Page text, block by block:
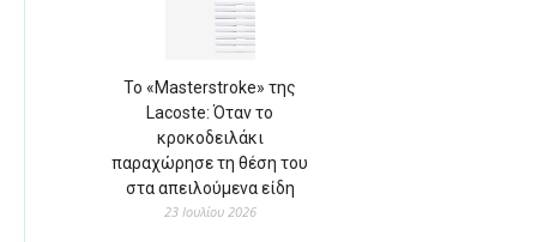
Το «Masterstroke» της
Lacoste: Όταν το
κροκοδειλάκι
παραχώρησε τη θέση του
στα απειλούμενα είδη
23 Ιουλίου 2026